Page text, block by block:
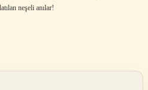
neşeli anılar!